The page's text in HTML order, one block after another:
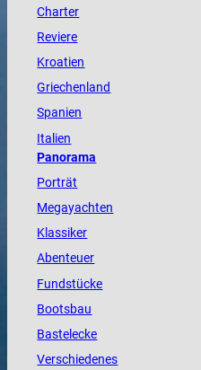
Charter
Reviere
Kroatien
Griechenland
Spanien
Italien
Panorama
Porträt
Megayachten
Klassiker
Abenteuer
Fundstücke
Bootsbau
Bastelecke
Verschiedenes